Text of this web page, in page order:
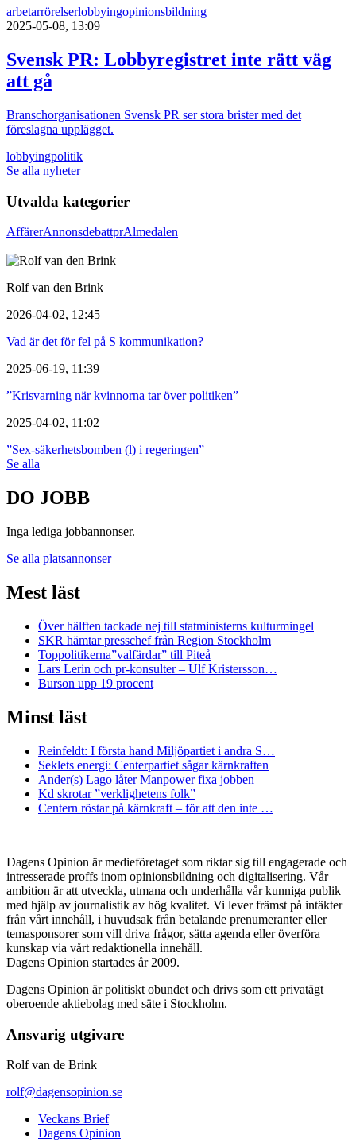
arbetarrörelserlobbyingopinionsbildning
2025-05-08, 13:09
Svensk PR: Lobbyregistret inte rätt väg
att gå
Branschorganisationen Svensk PR ser stora brister med det
föreslagna upplägget.
lobbyingpolitik
Se alla nyheter
Utvalda kategorier
AffärerAnnonsdebattprAlmedalen
Rolf van den Brink
2026-04-02, 12:45
Vad är det för fel på S kommunikation?
2025-06-19, 11:39
”Krisvarning när kvinnorna tar över politiken”
2025-04-02, 11:02
”Sex-säkerhetsbomben (l) i regeringen”
Se alla
DO JOBB
Inga lediga jobbannonser.
Se alla platsannonser
Mest läst
Över hälften tackade nej till statministerns kulturmingel
SKR hämtar presschef från Region Stockholm
Toppolitikerna”valfärdar” till Piteå
Lars Lerin och pr-konsulter – Ulf Kristersson…
Burson upp 19 procent
Minst läst
Reinfeldt: I första hand Miljöpartiet i andra S…
Seklets energi: Centerpartiet sågar kärnkraften
Ander(s) Lago låter Manpower fixa jobben
Kd skrotar ”verklighetens folk”
Centern röstar på kärnkraft – för att den inte …
Dagens Opinion är medieföretaget som riktar sig till engagerade och
intresserade proffs inom opinionsbildning och digitalisering. Vår
ambition är att utveckla, utmana och underhålla vår kunniga publik
med hjälp av journalistik av hög kvalitet. Vi lever främst på intäkter
från vårt innehåll, i huvudsak från betalande prenumeranter eller
temasponsorer som vill driva frågor, sätta agenda eller överföra
kunskap via vårt redaktionella innehåll.
Dagens Opinion startades år 2009.
Dagens Opinion är politiskt obundet och drivs som ett privatägt
oberoende aktiebolag med säte i Stockholm.
Ansvarig utgivare
Rolf van de Brink
rolf@dagensopinion.se
Veckans Brief
Dagens Opinion